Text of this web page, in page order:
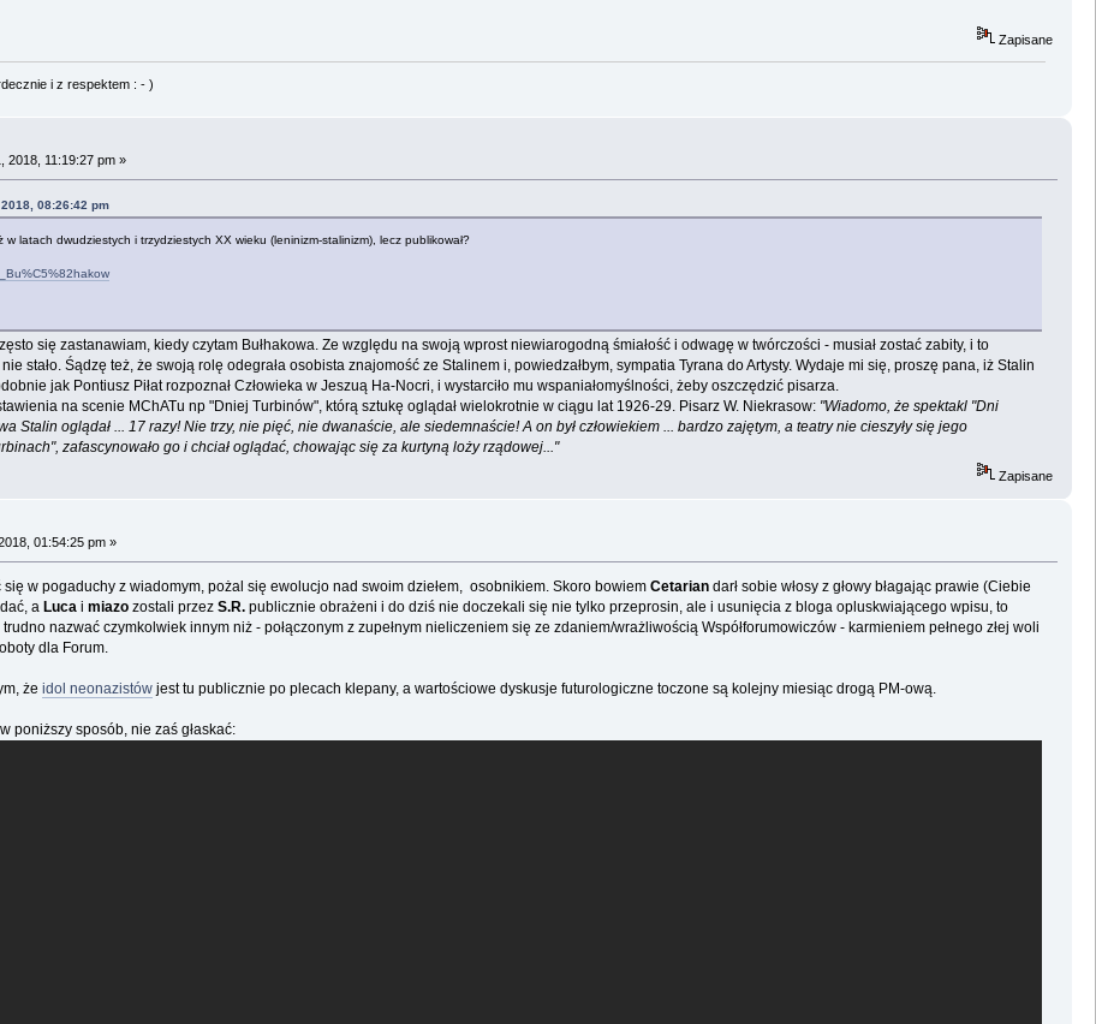
Zapisane
i z respektem : - )
2018, 11:19:27 pm »
08:26:42 pm
w latach dwudziestych i trzydziestych XX wieku (leninizm-stalinizm), lecz publikował?
się zastanawiam, kiedy czytam Bułhakowa. Ze względu na swoją wprost niewiarogodną śmiałość i odwagę w twórczości - musiał zostać zabity, i to
stało. Śądzę też, że swoją rolę odegrała osobista znajomość ze Stalinem i, powiedzałbym, sympatia Tyrana do Artysty. Wydaje mi się, proszę pana, iż Stalin
jak Pontiusz Piłat rozpoznał Człowieka w Jeszuą Ha-Nocri, i wystarciło mu wspaniałomyślności, żeby oszczędzić pisarza.
na scenie MChATu np "Dniej Turbinów", którą sztukę oglądał wielokrotnie w ciągu lat 1926-29. Pisarz W. Niekrasow: "Wiadomo, że spektakl "Dni
Stalin oglądał ... 17 razy! Nie trzy, nie pięć, nie dwanaście, ale siedemnaście! A on był człowiekiem ... bardzo zajętym, a teatry nie cieszyły się jego
zafascynowało go i chciał oglądać, chowając się za kurtyną loży rządowej..."
Zapisane
01:54:25 pm »
się w pogaduchy z wiadomym, pożal się ewolucjo nad swoim dziełem, osobnikiem. Skoro bowiem Cetariandarł sobie włosy z głowy błagając prawie (Ciebie
a Lucai miazozostali przez S.R.publicznie obrażeni i do dziś nie doczekali się nie tylko przeprosin, ale i usunięcia z bloga opluskwiającego wpisu, to
nazwać czymkolwiek innym niż - połączonym z zupełnym nieliczeniem się ze zdaniem/wrażliwością Współforumowiczów - karmieniem pełnego złej woli
dla Forum.
że idol neonazistówjest tu publicznie po plecach klepany, a wartościowe dyskusje futurologiczne toczone są kolejny miesiąc drogą PM-ową.
poniższy sposób, nie zaś głaskać: